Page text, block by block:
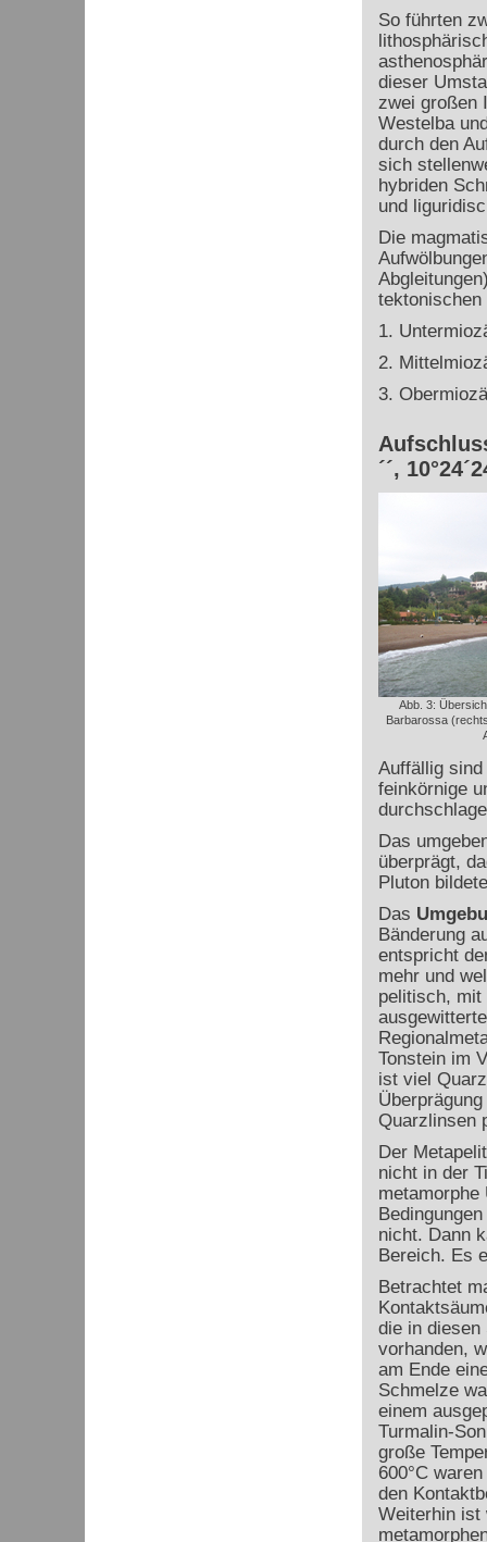
So führten
dieser
zwei großen
Westelba
durch den
sich
hybriden
und
Die
tektonischen
1.
2.
3.
´´,
Abb. 3:
Barbarossa
Auffällig sind
feinkörnige
Das
überprägt,
Pluton
Das
Bänderung
entspricht
mehr und
pelitisch, mit
Tonstein im
ist viel
Quarzlinsen
Der
nicht in der
nicht. Dann
Bereich. Es
Betrachtet
die in diesen
vorhanden,
am Ende
Schmelze
einem
Turmalin-
große
600°C
den
Weiterhin ist